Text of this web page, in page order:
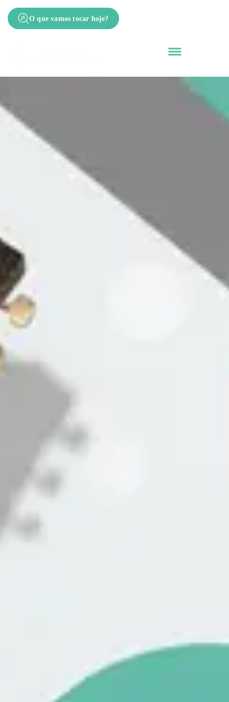
O que vamos tocar hoje?